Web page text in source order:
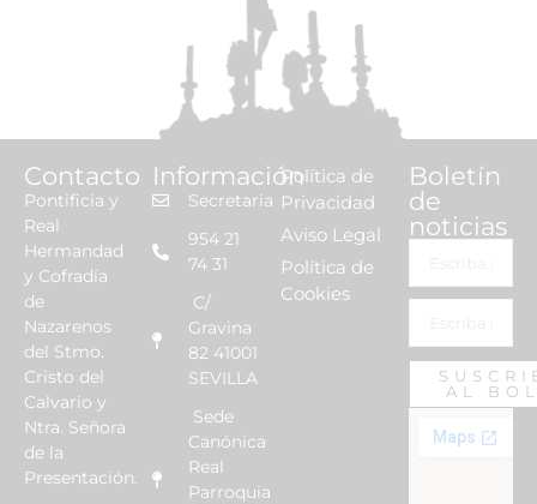
Contacto
Pontificia y
Real
Hermandad
y Cofradía
de
Nazarenos
del Stmo.
Cristo del
Calvario y
Ntra. Señora
de la
Presentación.
Información
Secretaria
954 21
74 31
C/
Gravina
82 41001
SEVILLA
Sede
Canónica
Real
Parroquia
Política de
Privacidad
Aviso Legal
Política de
Cookies
Boletín
de
noticias
AL